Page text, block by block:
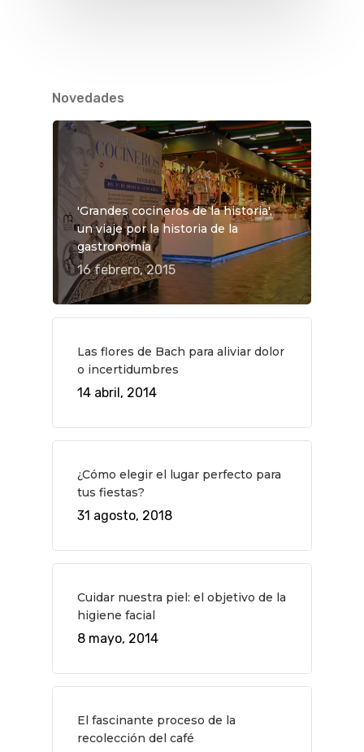
Novedades
'Grandes cocineros de la historia',
un viaje por la historia de la
gastronomía
16 febrero, 2015
Las flores de Bach para aliviar dolor
o incertidumbres
14 abril, 2014
¿Cómo elegir el lugar perfecto para
tus fiestas?
31 agosto, 2018
Cuidar nuestra piel: el objetivo de la
higiene facial
8 mayo, 2014
El fascinante proceso de la
recolección del café
QUÉ HACER
Planes
Museos Y
Cine
Música
Restaurantes
Gourmet
Gastro
VIAJES